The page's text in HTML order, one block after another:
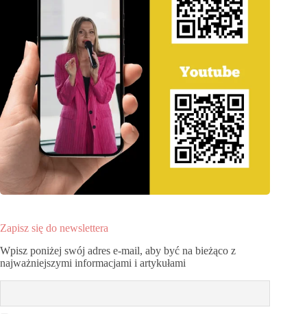
Zapisz się do newslettera
Wpisz poniżej swój adres e-mail, aby być na bieżąco z
najważniejszymi informacjami i artykułami